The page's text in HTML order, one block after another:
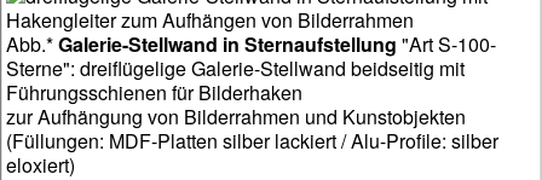
Abb.*Galerie-Stellwand in Sternaufstellung "Art S-100-
Sterne": dreiflügelige Galerie-Stellwand beidseitig mit
Führungsschienen für Bilderhaken
zur Aufhängung von Bilderrahmen und Kunstobjekten
(Füllungen: MDF-Platten silber lackiert / Alu-Profile: silber
eloxiert)